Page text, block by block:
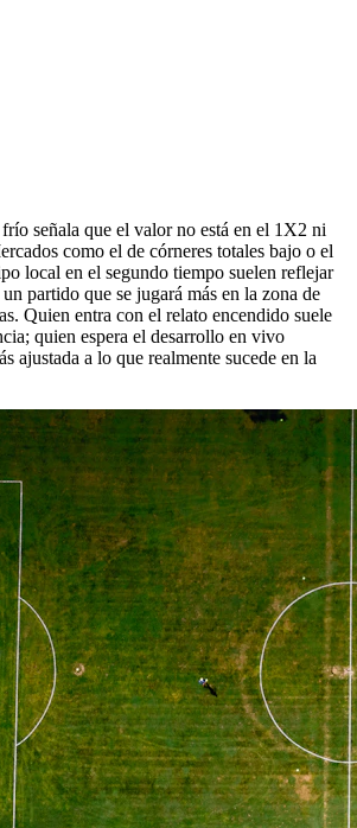
señala que el valor no está en el 1X2 ni
como el de córneres totales bajo o el
local en el segundo tiempo suelen reflejar
partido que se jugará más en la zona de
Quien entra con el relato encendido suele
quien espera el desarrollo en vivo
ajustada a lo que realmente sucede en la